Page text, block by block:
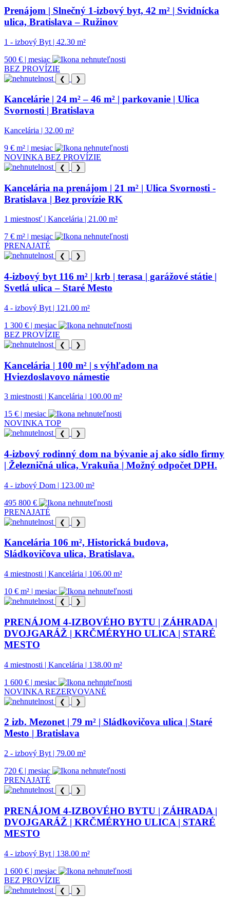
Prenájom | Slnečný 1-izbový byt, 42 m² | Svidnícka
ulica, Bratislava – Ružinov
1 - izbový Byt | 42.30 m²
500 € | mesiac
BEZ PROVÍZIE
❮ ❯
Kancelárie | 24 m² – 46 m² | parkovanie | Ulica
Svornosti | Bratislava
Kancelária | 32.00 m²
9 € m² | mesiac
NOVINKA BEZ PROVÍZIE
❮ ❯
Kancelária na prenájom | 21 m² | Ulica Svornosti -
Bratislava | Bez provízie RK
1 miestnosť | Kancelária | 21.00 m²
7 € m² | mesiac
PRENAJATÉ
❮ ❯
4-izbový byt 116 m² | krb | terasa | garážové státie |
Svetlá ulica – Staré Mesto
4 - izbový Byt | 121.00 m²
1 300 € | mesiac
BEZ PROVÍZIE
❮ ❯
Kancelária | 100 m² | s výhľadom na
Hviezdoslavovo námestie
3 miestnosti | Kancelária | 100.00 m²
15 € | mesiac
NOVINKA TOP
❮ ❯
4-izbový rodinný dom na bývanie aj ako sídlo firmy
| Železničná ulica, Vrakuňa | Možný odpočet DPH.
4 - izbový Dom | 123.00 m²
495 800 €
PRENAJATÉ
❮ ❯
Kancelária 106 m², Historická budova,
Sládkovičova ulica, Bratislava.
4 miestnosti | Kancelária | 106.00 m²
10 € m² | mesiac
❮ ❯
PRENÁJOM 4-IZBOVÉHO BYTU | ZÁHRADA |
DVOJGARÁŽ | KRČMÉRYHO ULICA | STARÉ
MESTO
4 miestnosti | Kancelária | 138.00 m²
1 600 € | mesiac
NOVINKA REZERVOVANÉ
❮ ❯
2 izb. Mezonet | 79 m² | Sládkovičova ulica | Staré
Mesto | Bratislava
2 - izbový Byt | 79.00 m²
720 € | mesiac
PRENAJATÉ
❮ ❯
PRENÁJOM 4-IZBOVÉHO BYTU | ZÁHRADA |
DVOJGARÁŽ | KRČMÉRYHO ULICA | STARÉ
MESTO
4 - izbový Byt | 138.00 m²
1 600 € | mesiac
BEZ PROVÍZIE
❮ ❯